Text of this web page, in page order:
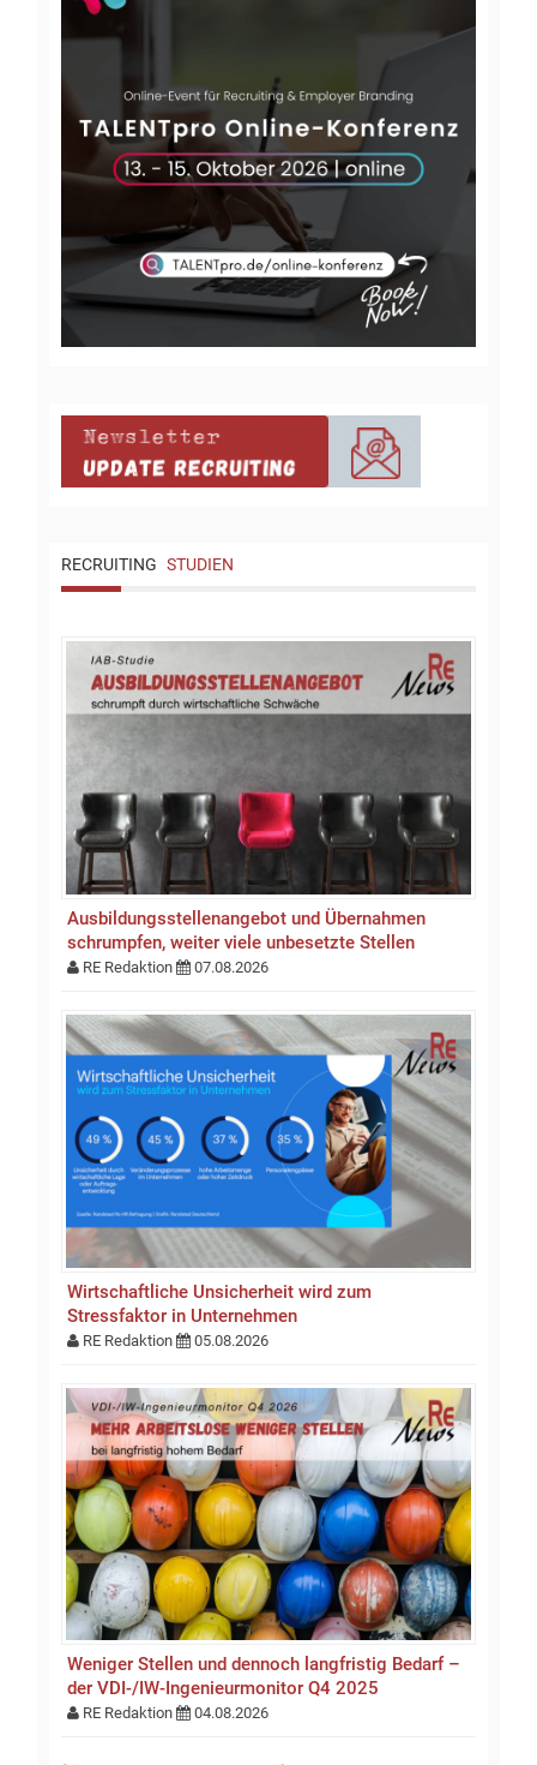
RECRUITING STUDIEN
Ausbildungsstellen­an­gebot und Übernahmen
schrumpfen, weiter viele unbesetzte Stellen
RE Redaktion 07.08.2026
Wirtschaftliche Unsicherheit wird zum
Stressfaktor in Unternehmen
RE Redaktion 05.08.2026
Weniger Stellen und dennoch langfristig Bedarf –
der VDI-/IW-Ingenieurmonitor Q4 2025
RE Redaktion 04.08.2026